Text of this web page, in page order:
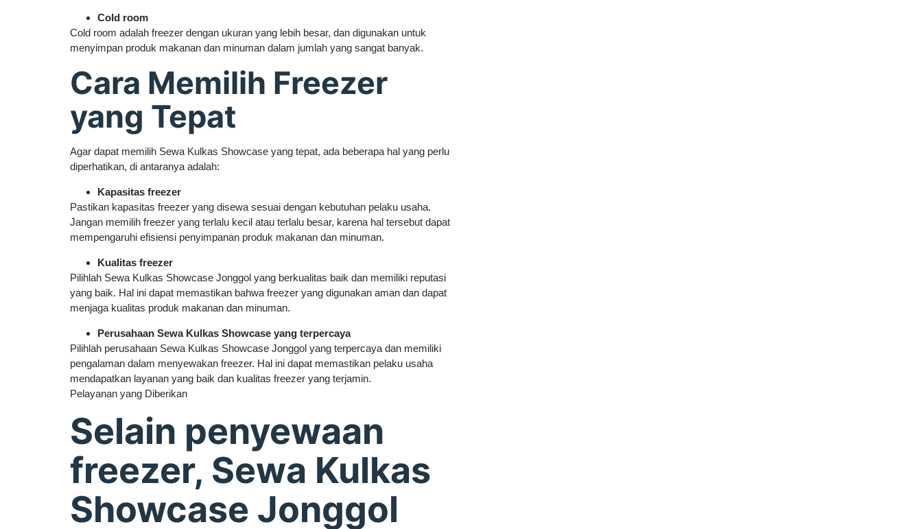
Cold room
Cold room adalah freezer dengan ukuran yang lebih besar, dan digunakan untuk
menyimpan produk makanan dan minuman dalam jumlah yang sangat banyak.
Cara Memilih Freezer
yang Tepat
Agar dapat memilih Sewa Kulkas Showcase yang tepat, ada beberapa hal yang perlu
diperhatikan, di antaranya adalah:
Kapasitas freezer
Pastikan kapasitas freezer yang disewa sesuai dengan kebutuhan pelaku usaha.
Jangan memilih freezer yang terlalu kecil atau terlalu besar, karena hal tersebut dapat
mempengaruhi efisiensi penyimpanan produk makanan dan minuman.
Kualitas freezer
Pilihlah Sewa Kulkas Showcase Jonggol yang berkualitas baik dan memiliki reputasi
yang baik. Hal ini dapat memastikan bahwa freezer yang digunakan aman dan dapat
menjaga kualitas produk makanan dan minuman.
Perusahaan Sewa Kulkas Showcase yang terpercaya
Pilihlah perusahaan Sewa Kulkas Showcase Jonggol yang terpercaya dan memiliki
pengalaman dalam menyewakan freezer. Hal ini dapat memastikan pelaku usaha
mendapatkan layanan yang baik dan kualitas freezer yang terjamin.
Pelayanan yang Diberikan
Selain penyewaan
freezer, Sewa Kulkas
Showcase Jonggol